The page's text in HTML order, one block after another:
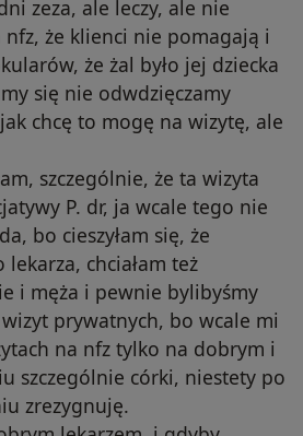
zeza, ale leczy, ale nie
nfz, że klienci nie pomagają i
że żal było jej dziecka
się nie odwdzięczamy
chcę to mogę na wizytę, ale
szczególnie, że ta wizyta
P. dr, ja wcale tego nie
bo cieszyłam się, że
chciałam też
i męża i pewnie bylibyśmy
prywatnych, bo wcale mi
na nfz tylko na dobrym i
szczególnie córki, niestety po
zrezygnuję.